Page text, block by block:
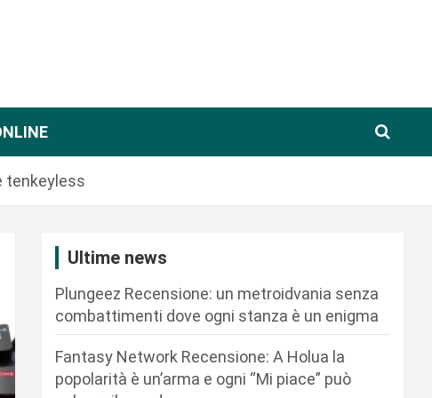
tenkeyless
Ultime news
Plungeez Recensione: un metroidvania senza
combattimenti dove ogni stanza è un enigma
Fantasy Network Recensione: A Holua la
popolarità è un’arma e ogni “Mi piace” può